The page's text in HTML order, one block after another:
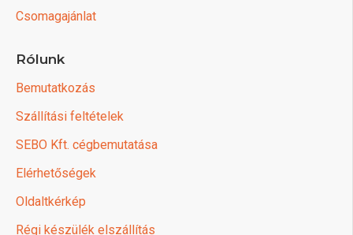
Csomagajánlat
Rólunk
Bemutatkozás
Szállítási feltételek
SEBO Kft. cégbemutatása
Elérhetőségek
Oldaltkérkép
Régi készülék elszállítás